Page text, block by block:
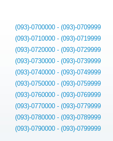
(093)-0700000 - (093)-0709999
(093)-0710000 - (093)-0719999
(093)-0720000 - (093)-0729999
(093)-0730000 - (093)-0739999
(093)-0740000 - (093)-0749999
(093)-0750000 - (093)-0759999
(093)-0760000 - (093)-0769999
(093)-0770000 - (093)-0779999
(093)-0780000 - (093)-0789999
(093)-0790000 - (093)-0799999